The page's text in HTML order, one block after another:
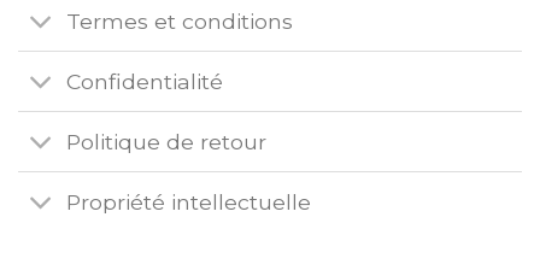
Termes et conditions
Confidentialité
Politique de retour
Propriété intellectuelle